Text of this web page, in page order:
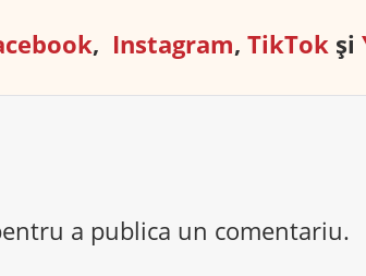
, Instagram,TikTok și
a publica un comentariu.